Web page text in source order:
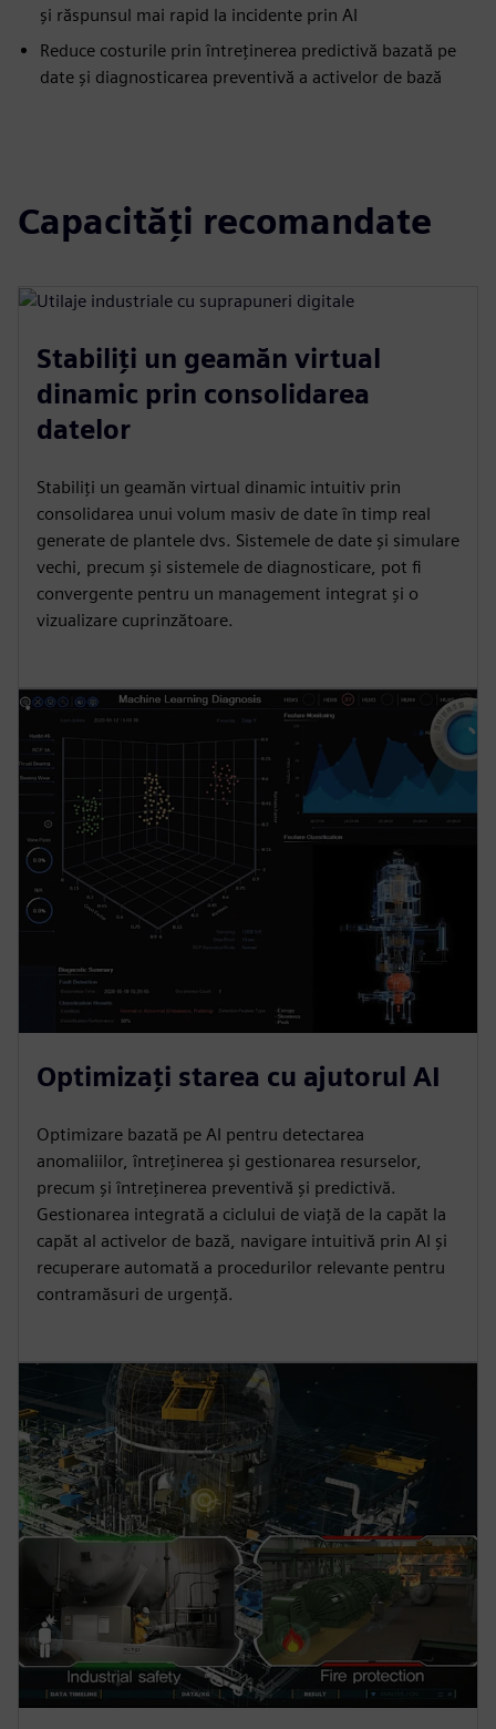
și răspunsul mai rapid la incidente prin AI
Reduce costurile prin întreţinerea predictivă bazată pe
date şi diagnosticarea preventivă a activelor de bază
Capacități recomandate
Stabiliți un geamăn virtual
dinamic prin consolidarea
datelor
Stabiliți un geamăn virtual dinamic intuitiv prin
consolidarea unui volum masiv de date în timp real
generate de plantele dvs. Sistemele de date și simulare
vechi, precum și sistemele de diagnosticare, pot fi
convergente pentru un management integrat și o
vizualizare cuprinzătoare.
Optimizați starea cu ajutorul AI
Optimizare bazată pe AI pentru detectarea
anomaliilor, întreținerea și gestionarea resurselor,
precum și întreținerea preventivă și predictivă.
Gestionarea integrată a ciclului de viață de la capăt la
capăt al activelor de bază, navigare intuitivă prin AI și
recuperare automată a procedurilor relevante pentru
contramăsuri de urgență.